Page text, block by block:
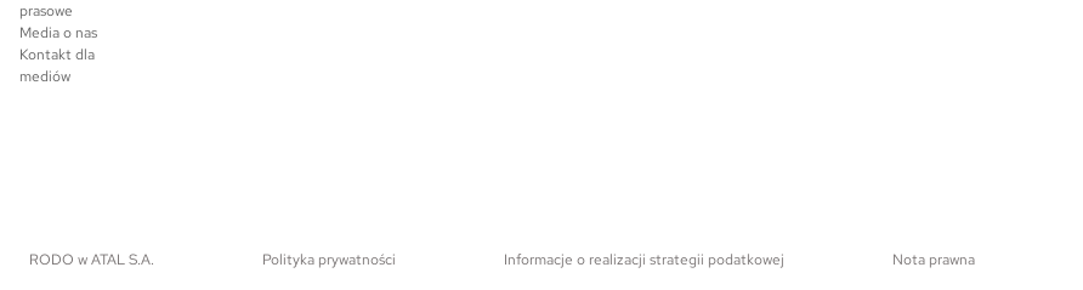
prasowe
Media o nas
Kontakt dla
mediów
RODO w ATAL S.A. Polityka prywatności Informacje o realizacji strategii podatkowej Nota prawna